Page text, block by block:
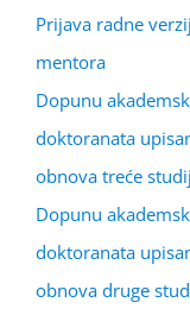
Prijava radne
mentora
Dopunu
doktoranata
obnova treće
Dopunu
doktoranata
obnova druge